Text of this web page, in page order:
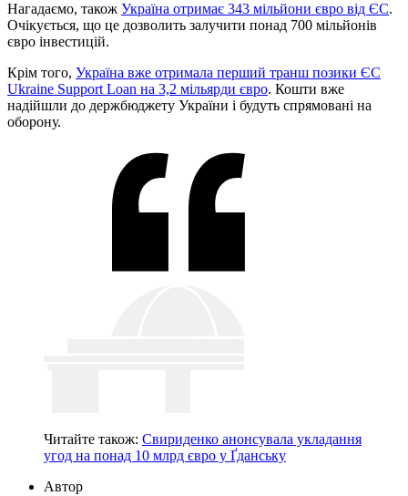
Нагадаємо, також Україна отримає 343 мільйони євро від ЄС.
Очікується, що це дозволить залучити понад 700 мільйонів
євро інвестицій.
Крім того, Україна вже отримала перший транш позики ЄС
Ukraine Support Loan на 3,2 мільярди євро. Кошти вже
надійшли до держбюджету України і будуть спрямовані на
оборону.
Читайте також: Свириденко анонсувала укладання
угод на понад 10 млрд євро у Ґданську
Автор